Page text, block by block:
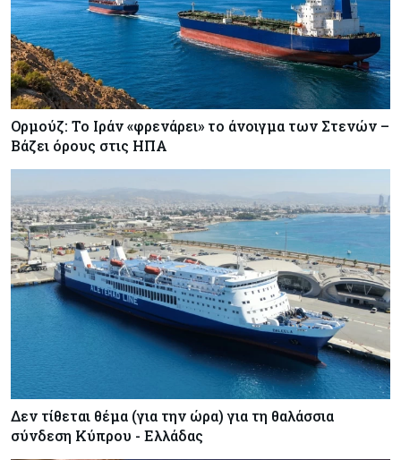
Ορμούζ: Το Ιράν «φρενάρει» το άνοιγμα των Στενών –
Βάζει όρους στις ΗΠΑ
Δεν τίθεται θέμα (για την ώρα) για τη θαλάσσια
σύνδεση Κύπρου - Ελλάδας